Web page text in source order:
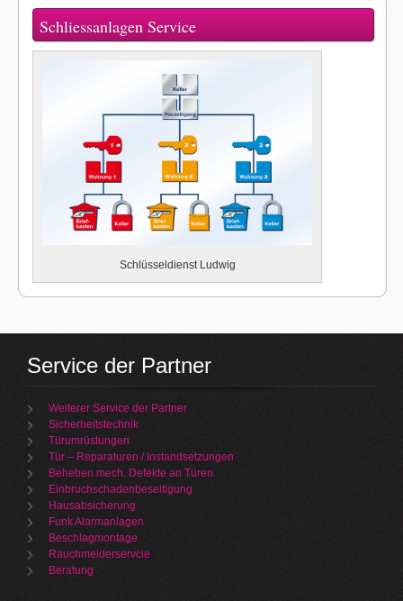
Schliessanlagen Service
Schlüsseldienst Ludwig
Service der Partner
Weiterer Service der Partner
Sicherheitstechnik
Türumrüstungen
Tür – Reparaturen / Instandsetzungen
Beheben mech. Defekte an Türen
Einbruchschadenbeseitigung
Hausabsicherung
Funk Alarmanlagen
Beschlagmontage
Rauchmelderservcie
Beratung